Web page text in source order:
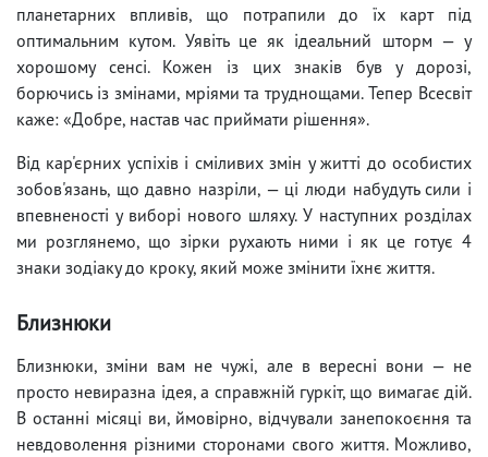
планетарних впливів, що потрапили до їх карт під
оптимальним кутом. Уявіть це як ідеальний шторм — у
хорошому сенсі. Кожен із цих знаків був у дорозі,
борючись із змінами, мріями та труднощами. Тепер Всесвіт
каже: «Добре, настав час приймати рішення».
Від кар'єрних успіхів і сміливих змін у житті до особистих
зобов'язань, що давно назріли, — ці люди набудуть сили і
впевненості у виборі нового шляху. У наступних розділах
ми розглянемо, що зірки рухають ними і як це готує 4
знаки зодіаку до кроку, який може змінити їхнє життя.
Близнюки
Близнюки, зміни вам не чужі, але в вересні вони — не
просто невиразна ідея, а справжній гуркіт, що вимагає дій.
В останні місяці ви, ймовірно, відчували занепокоєння та
невдоволення різними сторонами свого життя. Можливо,